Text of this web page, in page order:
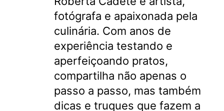
fotógrafa e apaixonada pela
culinária. Com anos de
experiência testando e
aperfeiçoando pratos,
compartilha não apenas o
passo a passo, mas também
dicas e truques que fazem a